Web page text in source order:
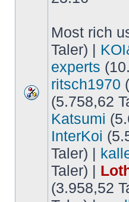
Most rich
Taler) |
experts
ritsch1970
(5.758,62
Katsumi
InterKoi
Taler) |
Taler) |
(3.958,52